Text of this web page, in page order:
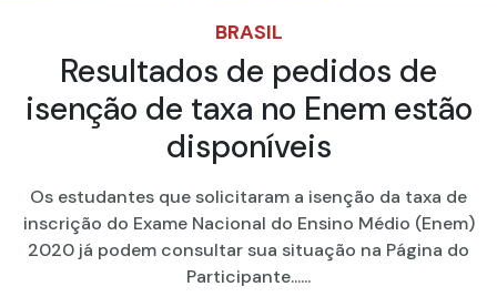
BRASIL
Resultados de pedidos de
isenção de taxa no Enem estão
disponíveis
Os estudantes que solicitaram a isenção da taxa de
inscrição do Exame Nacional do Ensino Médio (Enem)
2020 já podem consultar sua situação na Página do
Participante......